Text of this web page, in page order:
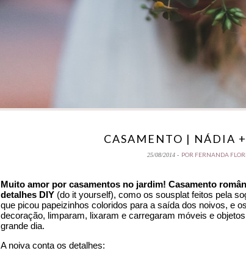
CASAMENTO | NÁDIA
25/08/2014 - POR FERNANDA
Muito amor por casamentos no jardim! Casamento
detalhes DIY (do it yourself), como os sousplat feitos pela
que picou papeizinhos coloridos para a saída dos noivos, e
decoração, limparam, lixaram e carregaram móveis e
grande dia.
A noiva conta os detalhes: